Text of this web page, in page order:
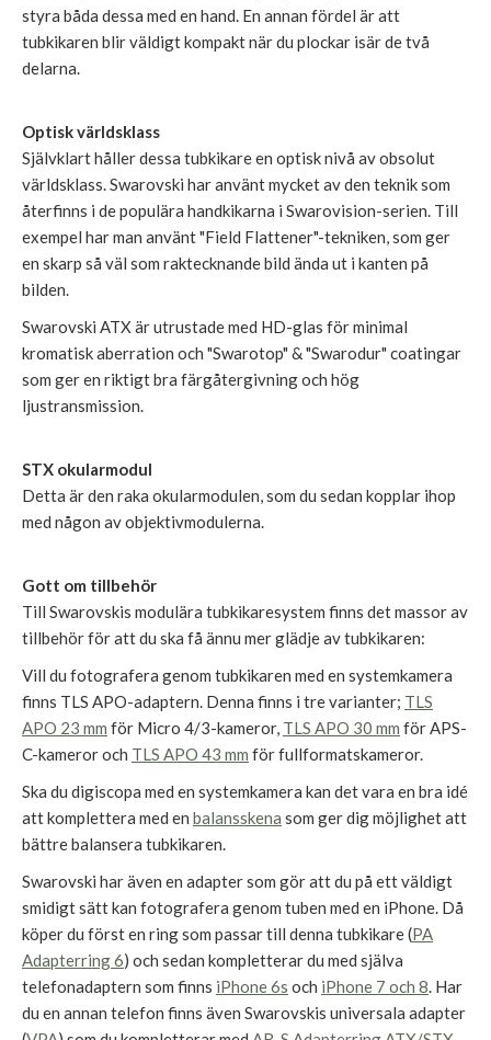
styra båda dessa med en hand. En annan fördel är att
tubkikaren blir väldigt kompakt när du plockar isär de två
delarna.
Optisk världsklass
Självklart håller dessa tubkikare en optisk nivå av obsolut
världsklass. Swarovski har använt mycket av den teknik som
återfinns i de populära handkikarna i Swarovision-serien. Till
exempel har man använt "Field Flattener"-tekniken, som ger
en skarp så väl som raktecknande bild ända ut i kanten på
bilden.
Swarovski ATX är utrustade med HD-glas för minimal
kromatisk aberration och "Swarotop" & "Swarodur" coatingar
som ger en riktigt bra färgåtergivning och hög
ljustransmission.
STX okularmodul
Detta är den raka okularmodulen, som du sedan kopplar ihop
med någon av objektivmodulerna.
Gott om tillbehör
Till Swarovskis modulära tubkikaresystem finns det massor av
tillbehör för att du ska få ännu mer glädje av tubkikaren:
Vill du fotografera genom tubkikaren med en systemkamera
finns TLS APO-adaptern. Denna finns i tre varianter; TLS
APO 23 mm för Micro 4/3-kameror, TLS APO 30 mm för APS-
C-kameror och TLS APO 43 mm för fullformatskameror.
Ska du digiscopa med en systemkamera kan det vara en bra idé
att komplettera med en balansskena som ger dig möjlighet att
bättre balansera tubkikaren.
Swarovski har även en adapter som gör att du på ett väldigt
smidigt sätt kan fotografera genom tuben med en iPhone. Då
köper du först en ring som passar till denna tubkikare (PA
Adapterring 6) och sedan kompletterar du med själva
telefonadaptern som finns iPhone 6s och iPhone 7 och 8. Har
du en annan telefon finns även Swarovskis universala adapter